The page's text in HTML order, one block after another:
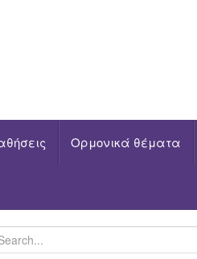
Ορμονικά θέματα